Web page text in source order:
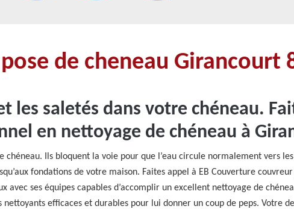
de cheneau Girancourt
les saletés dans votre chéneau.
en nettoyage de chéneau à
Ils bloquent la voie pour que l’eau circule normalement vers
fondations de votre maison. Faites appel à EB Couverture
avec ses équipes capables d’accomplir un excellent nettoyage de
efficaces et durables pour lui donner un coup de peps. Votre